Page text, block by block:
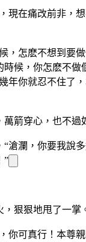
現在痛改前非，
，怎麽不想到要
時候，你怎麽不做
年你就忍不住了
箭穿心，也不過
“滄瀾，你要我說多
”
，狠狠地甩了一掌
，你可真行！本尊